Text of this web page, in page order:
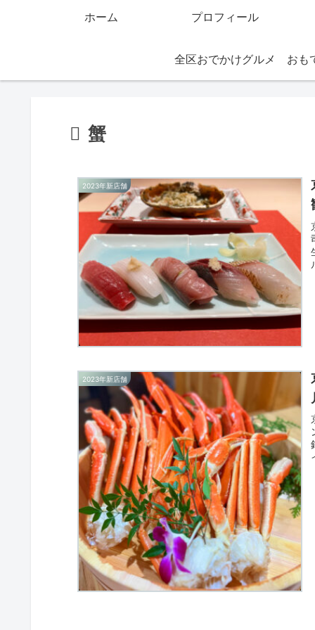
ホーム プロフィール
全区おでかけグルメ
蟹
2023年新店舗
2023年新店舗